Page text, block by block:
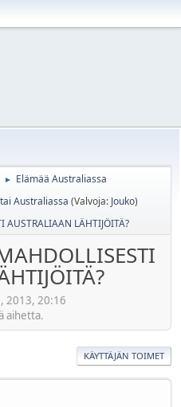
► Elämää Australiassa
Australiassa (Valvoja: Jouko)
AUSTRALIAAN LÄHTIJÖITÄ?
2013, 20:16
aihetta.
KÄYTTÄJÄN TOIMET